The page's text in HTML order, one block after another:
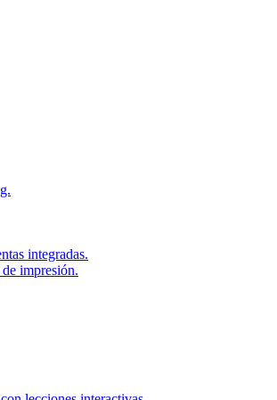
integradas.
impresión.